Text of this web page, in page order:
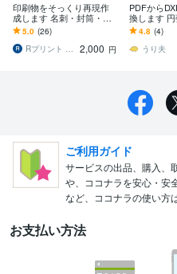
印刷物をそっくり再現作
成します 名刺・封筒・ハ
ガキ等をaiイラストレータ
ーで入稿OK！
5.0 (26)
Rプリント CN支店
2,000 円
PDFから
換します 円
インとなっ
が一から書
4.8 (4)
うり夫
ご利用ガイド
サービスの出品、購入、
や、ココナラを安心・安
など、ココナラの使い方
お支払い方法